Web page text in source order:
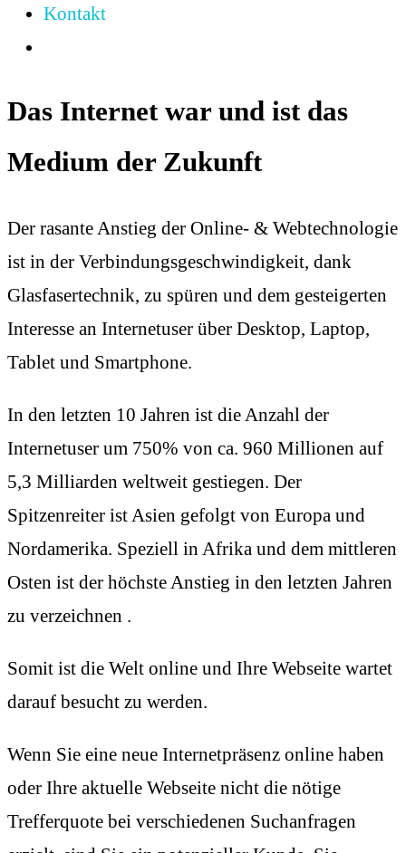
Kontakt
Das Internet war und ist das
Medium der Zukunft
Der rasante Anstieg der Online- & Webtechnologie
ist in der Verbindungsgeschwindigkeit, dank
Glasfasertechnik, zu spüren und dem gesteigerten
Interesse an Internetuser über Desktop, Laptop,
Tablet und Smartphone.
In den letzten 10 Jahren ist die Anzahl der
Internetuser um 750% von ca. 960 Millionen auf
5,3 Milliarden weltweit gestiegen. Der
Spitzenreiter ist Asien gefolgt von Europa und
Nordamerika. Speziell in Afrika und dem mittleren
Osten ist der höchste Anstieg in den letzten Jahren
zu verzeichnen .
Somit ist die Welt online und Ihre Webseite wartet
darauf besucht zu werden.
Wenn Sie eine neue Internetpräsenz online haben
oder Ihre aktuelle Webseite nicht die nötige
Trefferquote bei verschiedenen Suchanfragen